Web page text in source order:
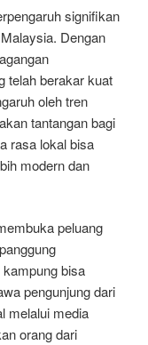
signifikan
Dengan
telah berakar kuat
oleh tren
tantangan bagi
rasa lokal bisa
modern dan
peluang
bisa
pengunjung dari
melalui media
orang dari